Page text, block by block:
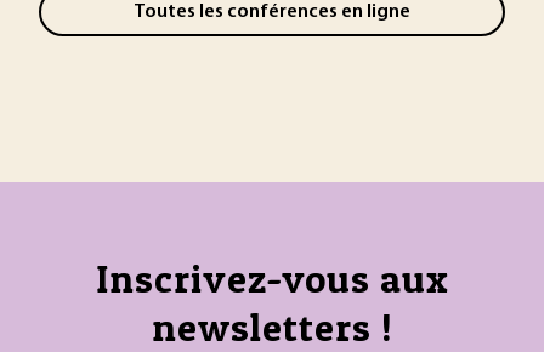
Toutes les conférences en ligne
Inscrivez-vous aux
newsletters !